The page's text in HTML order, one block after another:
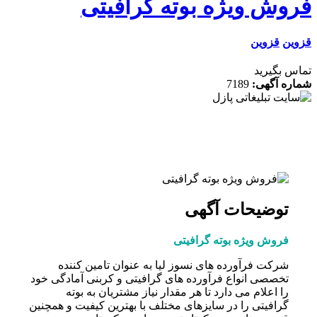
ویژه بوته گرافیتی
قزوین
بگیرید
آگهی:7189
توضیحات آگهی
فروش ویژه بوته گرافیتی
شرکت فرآورده های نسوز لیا به عنوان تامین کننده
تخصصی انواع فرآورده های گرافیتی و کربنی آمادگی خود
را اعلام می دارد تا هر مقدار نیاز مشتریان به بوته
گرافیتی را در سایزهای مختلف با بهترین کیفیت و همچنین